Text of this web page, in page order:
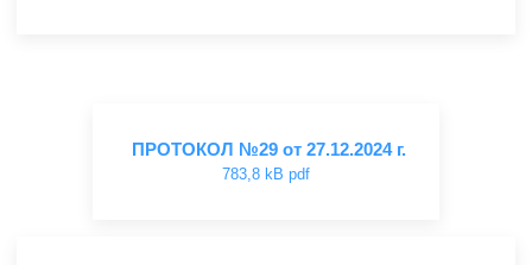
ПРОТОКОЛ №29 от 27.12.2024 г.
783,8 kB pdf